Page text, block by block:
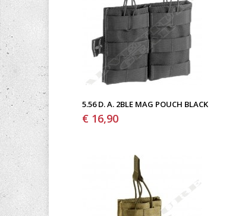
5.56 D. A. 2BLE MAG POUCH BLACK
€ 16,90